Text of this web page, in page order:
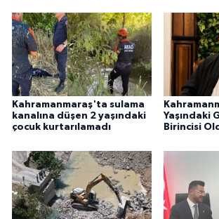
Kahramanmaraş'ta sulama
kanalına düşen 2 yaşındaki
çocuk kurtarılamadı
Yaşındaki
Birincisi